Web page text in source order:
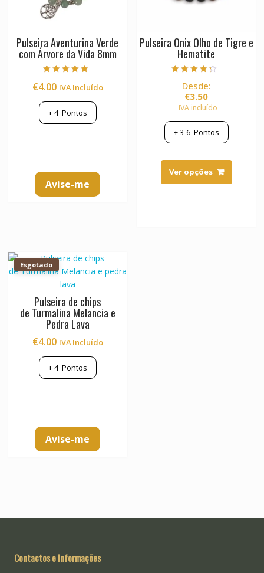
Pulseira Aventurina Verde
com Árvore da Vida 8mm
5.00
€4.00 IVA Incluído
+4Pontos
Avise-me
Pulseira Onix Olho de Tigre e
Hematite
4.00
de 5
Desde:
€3.50
IVA incluído
+3-6Pontos
Ver opções
This
has
Esgotado
Pulseira de chips
de Turmalina Melancia e
Pedra Lava
€4.00 IVA Incluído
+4Pontos
Avise-me
Contactos e Informações